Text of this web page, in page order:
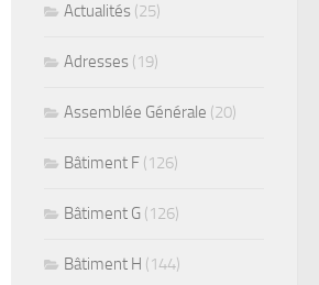
Actualités (25)
Adresses (19)
Assemblée Générale (20)
Bâtiment F (126)
Bâtiment G (126)
Bâtiment H (144)